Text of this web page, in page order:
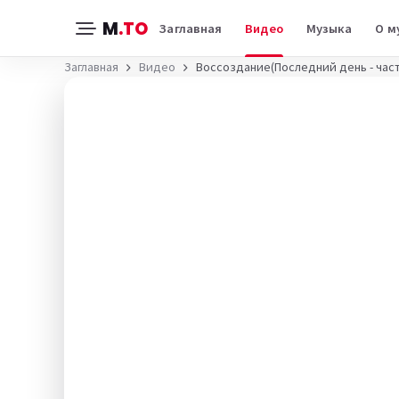
M.TO Заглавная Видео Музыка О
Заглавная Видео Воссоздание(Последний день -